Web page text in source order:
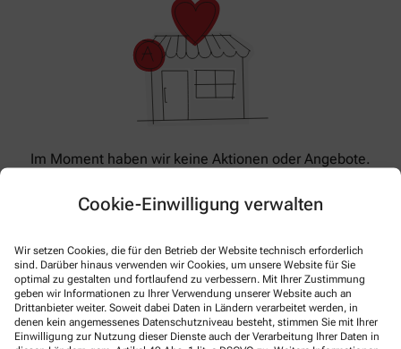
Cookie-Einwilligung verwalten
Wir setzen Cookies, die für den Betrieb der Website technisch erforderlich
sind. Darüber hinaus verwenden wir Cookies, um unsere Website für Sie
optimal zu gestalten und fortlaufend zu verbessern. Mit Ihrer Zustimmung
geben wir Informationen zu Ihrer Verwendung unserer Website auch an
Drittanbieter weiter. Soweit dabei Daten in Ländern verarbeitet werden, in
denen kein angemessenes Datenschutzniveau besteht, stimmen Sie mit Ihrer
Einwilligung zur Nutzung dieser Dienste auch der Verarbeitung Ihrer Daten in
Im Moment haben wir keine Aktionen oder Angebote.